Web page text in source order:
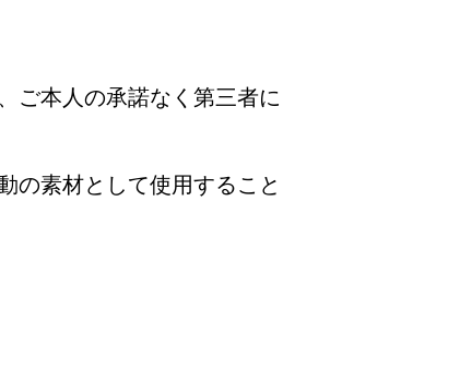
ご本人の承諾なく第三者に
の素材として使用すること